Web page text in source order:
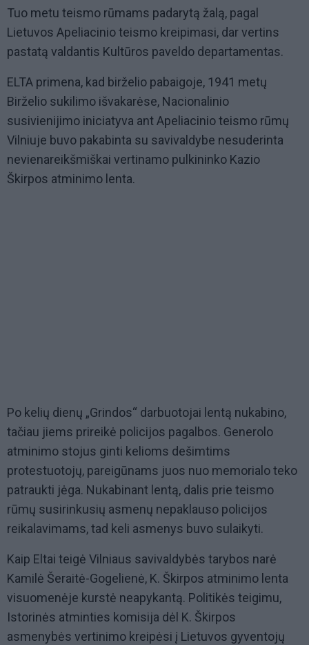
Tuo metu teismo rūmams padarytą žalą, pagal
Lietuvos Apeliacinio teismo kreipimasi, dar vertins
pastatą valdantis Kultūros paveldo departamentas.
ELTA primena, kad birželio pabaigoje, 1941 metų
Birželio sukilimo išvakarėse, Nacionalinio
susivienijimo iniciatyva ant Apeliacinio teismo rūmų
Vilniuje buvo pakabinta su savivaldybe nesuderinta
nevienareikšmiškai vertinamo pulkininko Kazio
Škirpos atminimo lenta.
Po kelių dienų „Grindos“ darbuotojai lentą nukabino,
tačiau jiems prireikė policijos pagalbos. G enerolo
atminimo stojus ginti kelioms dešimtims
protestuotojų, pareigūnams juos nuo memorialo teko
patraukti jėga. Nukabinant lentą, dalis prie teismo
rūmų susirinkusių asmenų nepaklauso policijos
reikalavimams, tad keli asmenys buvo sulaikyti.
Kaip Eltai teigė Vilniaus savivaldybės tarybos narė
Kamilė Šeraitė-Gogelienė, K. Škirpos atminimo lenta
visuomenėje kurstė neapykantą. Politikės teigimu,
Istorinės atminties komisija dėl K. Škirpos
asmenybės vertinimo kreipėsi į Lietuvos gyventojų